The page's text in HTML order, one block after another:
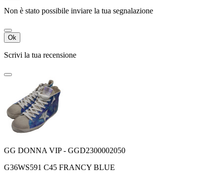
Non è stato possibile inviare la tua segnalazione
Ok
Scrivi la tua recensione
GG DONNA VIP - GGD2300002050
G36WS591 C45 FRANCY BLUE